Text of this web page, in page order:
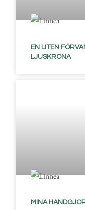
EN LITEN
LJUSKRONA
MINA